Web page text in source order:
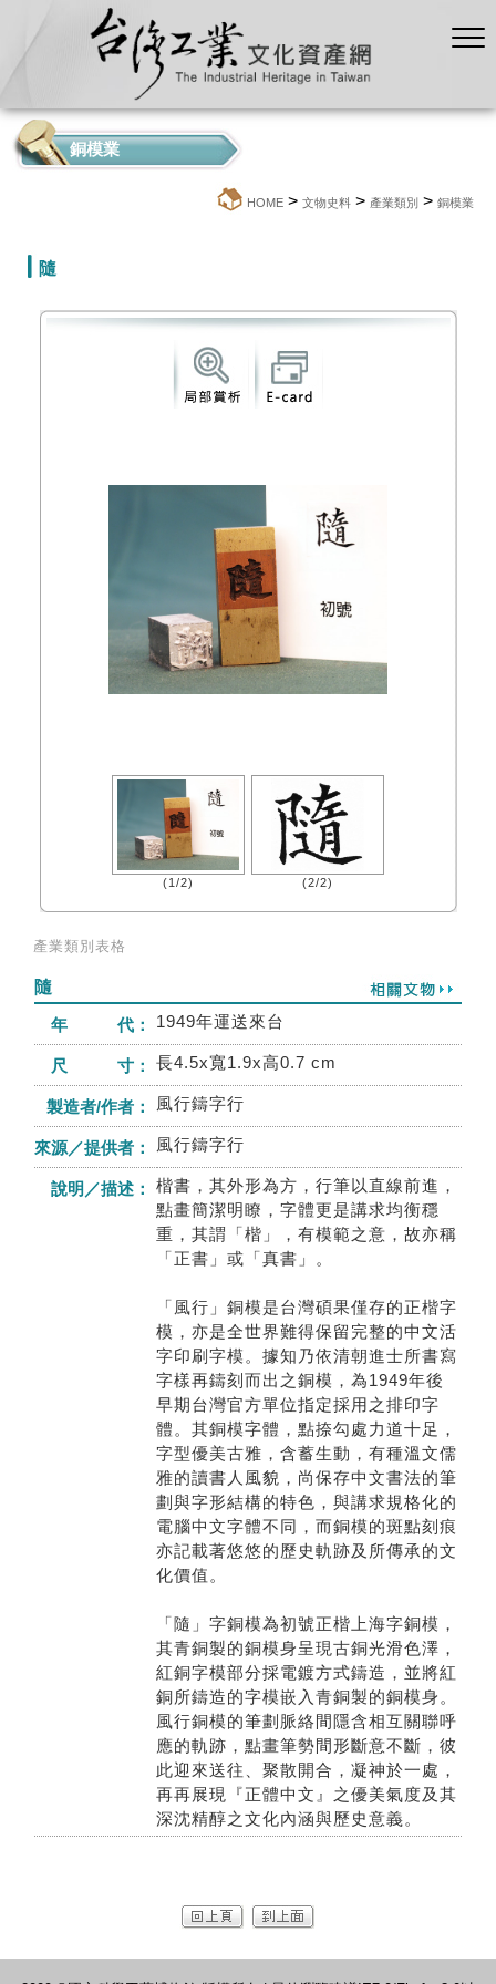
銅模業
HOME > 文物史料 > 產業類別 > 銅模業
隨
(1/2) (2/2)
產業類別表格
隨
年 代：
1949年運送來台
尺 寸： 長4.5x寬1.9x高0.7 cm
製造者/作者： 風行鑄字行
來源／提供者： 風行鑄字行
說明／描述：
楷書，其外形為方，行筆以直線前進，
點畫簡潔明瞭，字體更是講求均衡穩
重，其謂「楷」，有模範之意，故亦稱
「正書」或「真書」。
「風行」銅模是台灣碩果僅存的正楷字
模，亦是全世界難得保留完整的中文活
字印刷字模。據知乃依清朝進士所書寫
字樣再鑄刻而出之銅模，為1949年後
早期台灣官方單位指定採用之排印字
體。其銅模字體，點捺勾處力道十足，
字型優美古雅，含蓄生動，有種溫文儒
雅的讀書人風貌，尚保存中文書法的筆
劃與字形結構的特色，與講求規格化的
電腦中文字體不同，而銅模的斑點刻痕
亦記載著悠悠的歷史軌跡及所傳承的文
化價值。
「隨」字銅模為初號正楷上海字銅模，
其青銅製的銅模身呈現古銅光滑色澤，
紅銅字模部分採電鍍方式鑄造，並將紅
銅所鑄造的字模嵌入青銅製的銅模身。
風行銅模的筆劃脈絡間隱含相互關聯呼
應的軌跡，點畫筆勢間形斷意不斷，彼
此迎來送往、聚散開合，凝神於一處，
再再展現『正體中文』之優美氣度及其
深沈精醇之文化內涵與歷史意義。